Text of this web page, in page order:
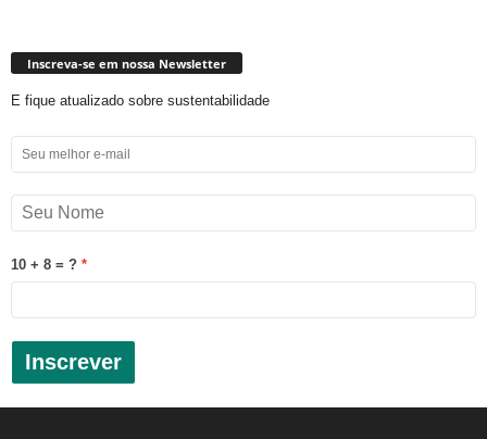
Inscreva-se em nossa Newsletter
E fique atualizado sobre sustentabilidade
10 + 8 = ?
Inscrever